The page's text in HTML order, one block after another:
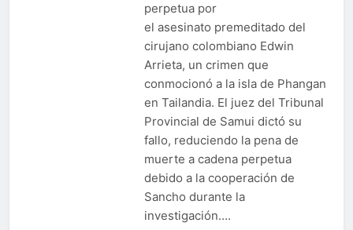
perpetua por
el asesinato premeditado del
cirujano colombiano Edwin
Arrieta, un crimen que
conmocionó a la isla de Phangan
en Tailandia. El juez del Tribunal
Provincial de Samui dictó su
fallo, reduciendo la pena de
muerte a cadena perpetua
debido a la cooperación de
Sancho durante la
investigación….